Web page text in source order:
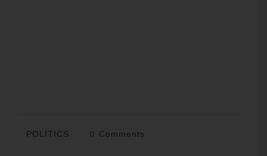
POLITICS 0 Comments